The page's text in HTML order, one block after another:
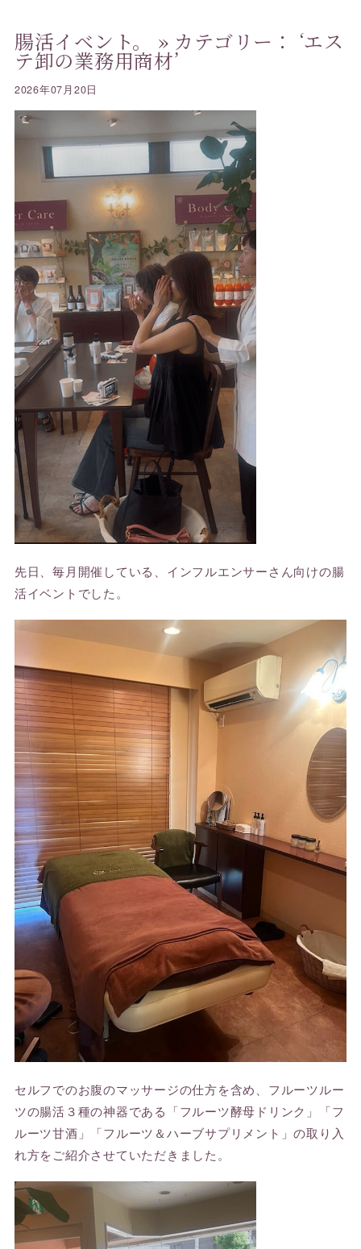
腸活イベント。 » カテゴリー： ‘エス
テ卸の業務用商材’
2026年07月20日
先日、毎月開催している、インフルエンサーさん向けの腸
活イベントでした。
セルフでのお腹のマッサージの仕方を含め、フルーツルー
ツの腸活３種の神器である「フルーツ酵母ドリンク」「フ
ルーツ甘酒」「フルーツ＆ハーブサプリメント」の取り入
れ方をご紹介させていただきました。